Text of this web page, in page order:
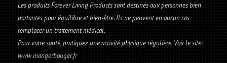
Les produits Forever Living Products sont destinés aux personnes bien
portantes pour équilibre et bien-être. Ils ne peuvent en aucun cas
remplacer un traitement médical.
Pour votre santé, pratiquez une activité physique régulière. Voir le site:
www.mangerbouger.fr